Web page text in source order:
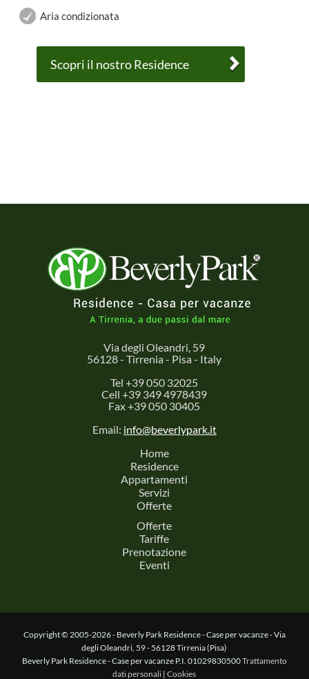
Aria condizionata
Scopri il nostro Residence
Via degli Oleandri, 59
56128 - Tirrenia - Pisa - Italy
Tel +39 050 32025
Cell +39 349 4978439
Fax +39 050 30405
Email: info@beverlypark.it
Home
Residence
Appartamenti
Servizi
Offerte
Offerte
Tariffe
Prenotazione
Eventi
Copyright © 2005-2026 - Beverly Park Residence - Case per vacanze - Via
degli Oleandri, 59 - 56128 Tirrenia (Pisa)
Beverly Park Residence - Case per vacanze P.I. 01029830500Trattamento
dati personali |Cookies